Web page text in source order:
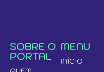
SOBRE O
PORTAL
MENU
INÍCIO